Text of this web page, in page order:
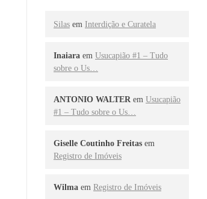
Silas em Interdição e Curatela
Inaiara em Usucapião #1 – Tudo
sobre o Us…
ANTONIO WALTER em Usucapião
#1 – Tudo sobre o Us…
Giselle Coutinho Freitas em
Registro de Imóveis
Wilma em Registro de Imóveis